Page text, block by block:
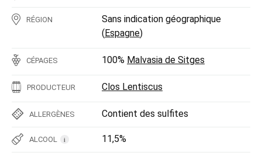
RÉGION
Sans indication géographique
(Espagne)
CÉPAGES 100% Malvasia de Sitges
PRODUCTEUR Clos Lentiscus
ALLERGÈNES Contient des sulfites
ALCOOL i 11,5%